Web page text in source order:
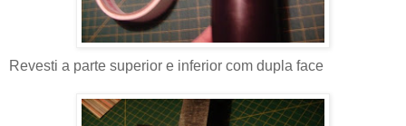
Revesti a parte superior e inferior com dupla face